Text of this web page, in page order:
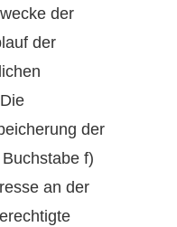
der
der
der
f)
an der